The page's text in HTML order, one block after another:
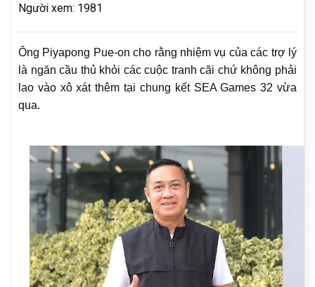
Người xem: 1981
Ông Piyapong Pue-on cho rằng nhiệm vụ của các trợ lý
là ngăn cầu thủ khỏi các cuộc tranh cãi chứ không phải
lao vào xô xát thêm tại chung kết SEA Games 32 vừa
qua.